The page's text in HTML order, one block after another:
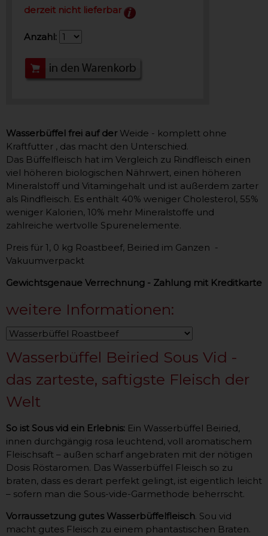
derzeit nicht lieferbar
Anzahl:
Wasserbüffel frei auf der Weide - komplett ohne
Kraftfutter , das macht den Unterschied.
Das Büffelfleisch hat im Vergleich zu Rindfleisch einen
viel höheren biologischen Nährwert, einen höheren
Mineralstoff und Vitamingehalt und ist außerdem zarter
als Rindfleisch. Es enthält 40% weniger Cholesterol, 55%
weniger Kalorien, 10% mehr Mineralstoffe und
zahlreiche wertvolle Spurenelemente.
Preis für 1, 0 kg Roastbeef, Beiried im Ganzen -
Vakuumverpackt
Gewichtsgenaue Verrechnung - Zahlung mit Kreditkarte
weitere Informationen:
Wasserbüffel Beiried Sous Vid -
das zarteste, saftigste Fleisch der
Welt
So ist Sous vid ein Erlebnis: Ein Wasserbüffel Beiried,
innen durchgängig rosa leuchtend, voll aromatischem
Fleischsaft – außen scharf angebraten mit der nötigen
Dosis Röstaromen. Das Wasserbüffel Fleisch so zu
braten, dass es derart perfekt gelingt, ist eigentlich leicht
– sofern man die Sous-vide-Garmethode beherrscht.
Vorraussetzung gutes Wasserbüffelfleisch. Sou vid
macht gutes Fleisch zu einem phantastischen Braten.